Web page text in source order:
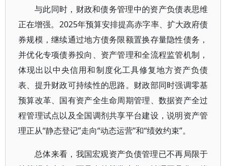
与此同时，财政和债务管理中的资产负债表思维
正在增强。2025年预算安排提高赤字率、扩大政府债
券规模，继续通过地方债务限额置换存量隐性债务，
并优化专项债券投向、资产管理和全流程监管机制，
体现出以中央信用和制度化工具修复地方资产负债
表、提升财政可持续性的思路。财政部同时强调零基
预算改革、国有资产全生命周期管理、数据资产全过
程管理试点以及全国调剂共享平台建设，说明资产管
理正从“静态登记”走向“动态运营”和“绩效约束”。
总体来看，我国宏观资产负债管理已不再局限于